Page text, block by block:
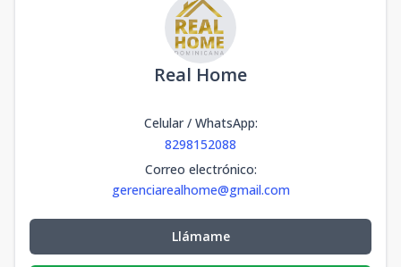
Real Home
Celular / WhatsApp:
8298152088
Correo electrónico:
gerenciarealhome@gmail.com
Llámame